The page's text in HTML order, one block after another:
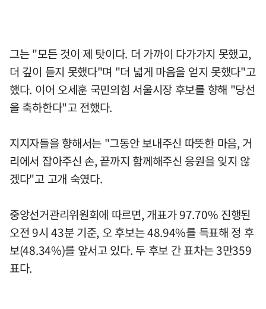
그는 "모든 것이 제 탓이다. 더 가까이 다가가지 못했고,
더 깊이 듣지 못했다"며 "더 넓게 마음을 얻지 못했다"고
했다. 이어 오세훈 국민의힘 서울시장 후보를 향해 "당선
을 축하한다"고 전했다.
지지자들을 향해서는 "그동안 보내주신 따뜻한 마음, 거
리에서 잡아주신 손, 끝까지 함께해주신 응원을 잊지 않
겠다"고 고개 숙였다.
중앙선거관리위원회에 따르면, 개표가 97.70% 진행된
오전 9시 43분 기준, 오 후보는 48.94%를 득표해 정 후
보(48.34%)를 앞서고 있다. 두 후보 간 표차는 3만359
표다.